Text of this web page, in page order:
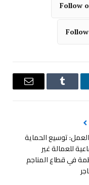
Follow
Tumblr
البريد
توسيع الحماية
للعمالة غير
في قطاع المناجم